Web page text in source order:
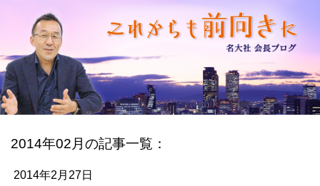
2014年02月の記事一覧：
2014年2月27日